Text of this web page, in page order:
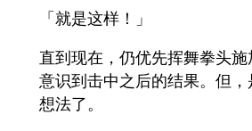
「就是这样！」
直到现在，仍优先挥舞拳头
意识到击中之后的结果。但
想法了。